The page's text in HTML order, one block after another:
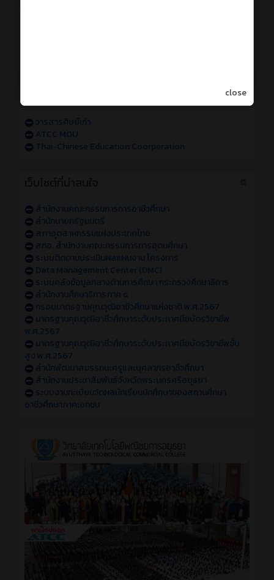
วารสารศิษย์เก่า
ATCC MOU
Thai-Chinese Education Coorperation
สำนักงานคณะกรรมการการอาชีวศึกษา
สำนักนายกรัฐมนตรี
สภาอุตสาหกรรมแห่งประเทศไทย
สกอ. สำนักงานคณะกรรมการการอุดมศึกษา
ระบบติดตามประเมินผลแผนงาน โครงการ
Data Management Center (DMC)
ระบบคลังข้อมูลกลางด้านการศึกษา กระทรวงศึกษาธิการ
สำนักงานศึกษาธิการภาค ๔
กรอบมาตรฐานคุณวุฒิอาชีวศึกษาแห่งชาติ พ.ศ.2567
มาตรฐานคุณวุฒิอาชีวศึกษาระดับประกาศนียบัตรวิชาชีพ
พ.ศ.2567
มาตรฐานคุณวุฒิอาชีวศึกษาระดับประกาศนียบัตรวิชาชีพชั้น
สูง พ.ศ.2567
สำนักพัฒนาสมรรถนะครูและบุคลากรอาชีวศึกษา
สำนักงานประชาสัมพันธ์จังหวัดพระนครศรีอยุธยา
ระบบงานทะเบียนวัดผลนักเรียนนักศึกษาของสถานศึกษา
อาชีวศึกษาภาคเอกชน
close